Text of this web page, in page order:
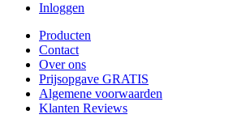
Inloggen
Producten
Contact
Over ons
Prijsopgave GRATIS
Algemene voorwaarden
Klanten Reviews